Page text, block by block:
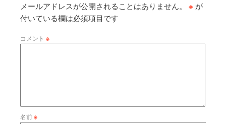
メールアドレスが公開されることはありません。 ※ が
付いている欄は必須項目です
コメント ※
名前※